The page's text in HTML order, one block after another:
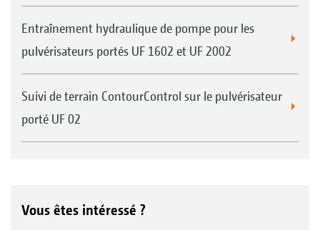
Entraînement hydraulique de pompe pour les
pulvérisateurs portés UF 1602 et UF 2002
Suivi de terrain ContourControl sur le pulvérisateur
porté UF 02
Vous êtes intéressé ?